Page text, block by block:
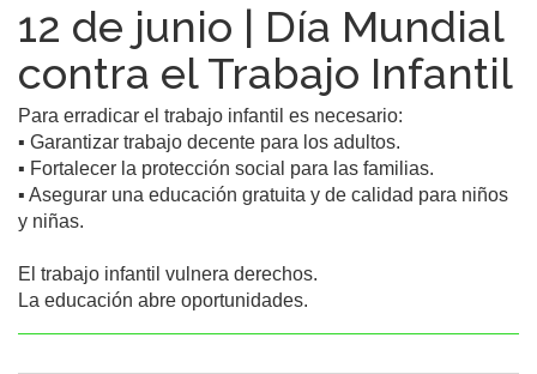
12 de junio | Día Mundial
contra el Trabajo Infantil
Para erradicar el trabajo infantil es necesario:
▪️ Garantizar trabajo decente para los adultos.
▪️ Fortalecer la protección social para las familias.
▪️ Asegurar una educación gratuita y de calidad para niños
y niñas.
El trabajo infantil vulnera derechos.
La educación abre oportunidades.